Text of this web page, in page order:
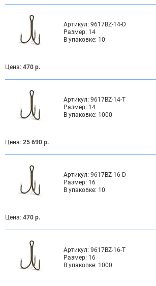
Артикул: 9617BZ-14-D
Размер: 14
В упаковке: 10
Цена: 470 р.
Артикул: 9617BZ-14-T
Размер: 14
В упаковке: 1000
Цена: 25 690 р.
Артикул: 9617BZ-16-D
Размер: 16
В упаковке: 10
Цена: 470 р.
Артикул: 9617BZ-16-T
Размер: 16
В упаковке: 1000